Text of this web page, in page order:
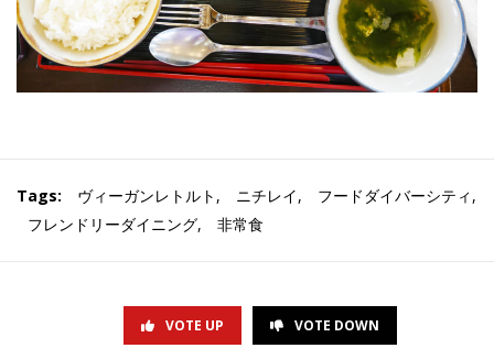
Tags: ヴィーガンレトルト , ニチレイ, フードダイバーシティ ,
フレンドリーダイニング, 非常食
VOTE UP VOTE DOWN